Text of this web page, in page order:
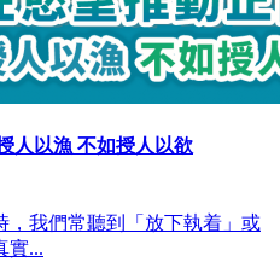
人以漁 不如授人以欲
，我們常聽到「放下執着」或
實...